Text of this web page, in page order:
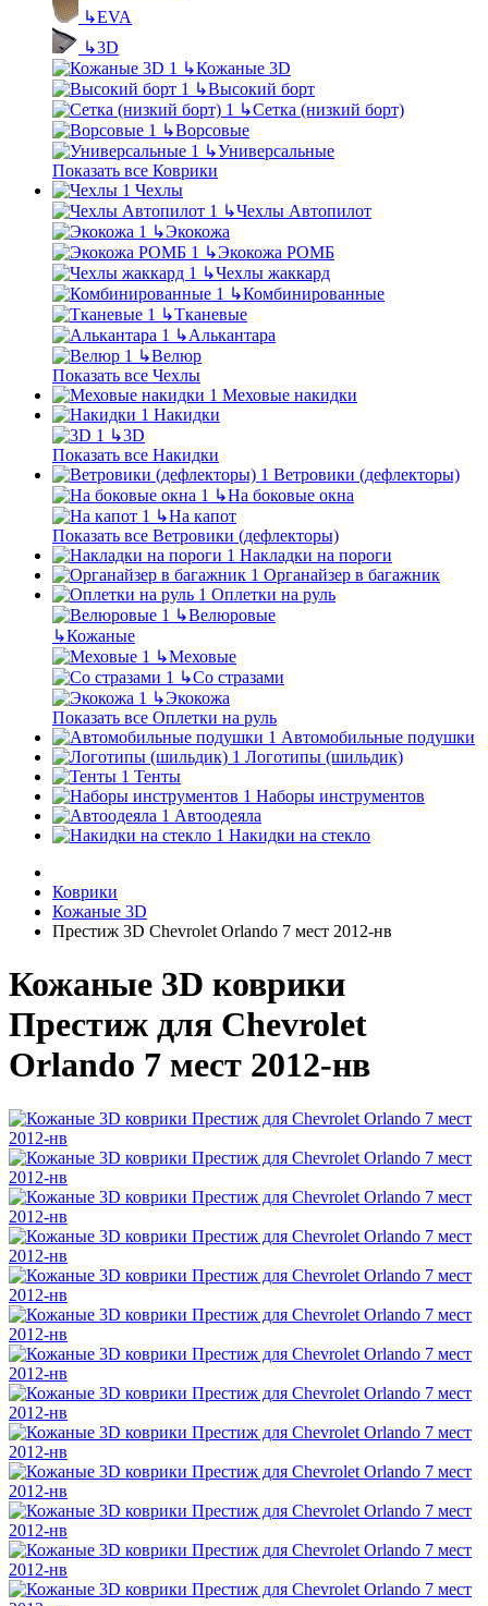
↳EVA
↳3D
↳Кожаные 3D
↳Высокий борт
↳Сетка (низкий борт)
↳Ворсовые
↳Универсальные
Показать все Коврики
Чехлы
↳Чехлы Автопилот
↳Экокожа
↳Экокожа РОМБ
↳Чехлы жаккард
↳Комбинированные
↳Тканевые
↳Алькантара
↳Велюр
Показать все Чехлы
Меховые накидки
Накидки
↳3D
Показать все Накидки
Ветровики (дефлекторы)
↳На боковые окна
↳На капот
Показать все Ветровики (дефлекторы)
Накладки на пороги
Органайзер в багажник
Оплетки на руль
↳Велюровые
↳Кожаные
↳Меховые
↳Со стразами
↳Экокожа
Показать все Оплетки на руль
Автомобильные подушки
Логотипы (шильдик)
Тенты
Наборы инструментов
Автоодеяла
Накидки на стекло
Коврики
Кожаные 3D
Престиж 3D Chevrolet Orlando 7 мест 2012-нв
Кожаные 3D коврики
Престиж для Chevrolet
Orlando 7 мест 2012-нв